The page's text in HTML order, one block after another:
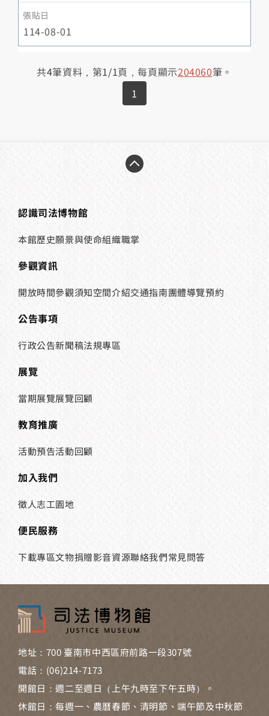
114-08-01
共4筆資料，第1/1頁，每頁顯示204060筆。
1
認識司法博物館
本館歷史願景與使命組織職掌
參觀資訊
開放時間參觀須知空間介紹交通指南團體導覽預約
公告事項
行政公告新聞稿法規專區
展覽
當期展覽展覽回顧
教育推廣
活動預告活動回顧
加入我們
徵人志工園地
便民服務
下載專區文物捐贈影音資源聯絡我們常見問答
地址：700 臺南市中西區府前路一段307號
電話：(06)214-7173
開館日：週二至週日（上午九時至下午五時）。
休館日：每週一、農曆春節、清明節、端午節及中秋節